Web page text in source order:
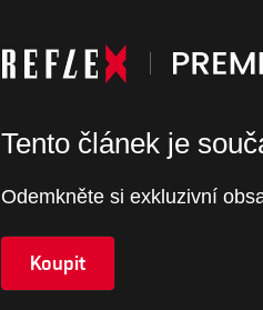
Tento článek je
Odemkněte si exkluzivní
Koupit